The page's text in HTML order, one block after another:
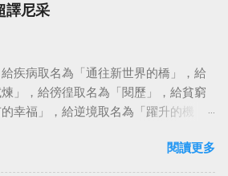
譯尼采
疾病取名為「通往新世界的橋」，給
」，給徬徨取名為「閱歷」，給貧窮
幸福」，給逆境取名為「躍升的機
活著是一件沉重的事。#超譯尼采 — 中
(@chinese_quotes) May 23, 2023
閱讀更多